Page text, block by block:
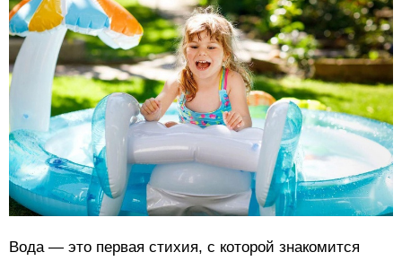
Вода — это первая стихия, с которой знакомится